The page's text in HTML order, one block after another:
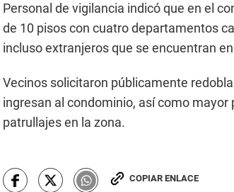
Personal de vigilancia indicó que en el
de 10 pisos con cuatro departamentos
incluso extranjeros que se encuentran
Vecinos solicitaron públicamente
ingresan al condominio, así como
patrullajes en la zona.
COPIAR ENLACE